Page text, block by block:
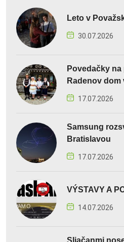
Leto v
30.07.2026
Povedačky
Radenov dom
17.07.2026
Samsung
Bratislavou
17.07.2026
VÝSTAVY A
14.07.2026